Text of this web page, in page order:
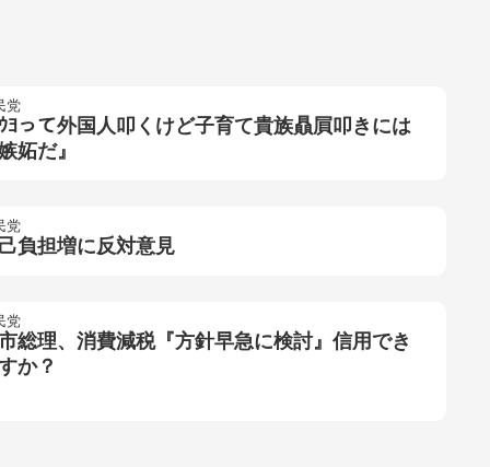
党
ﾖって外国人叩くけど子育て貴族贔屓叩きには
嫉妬だ』
党
負担増に反対意見
党
総理、消費減税『方針早急に検討』信用でき
か？